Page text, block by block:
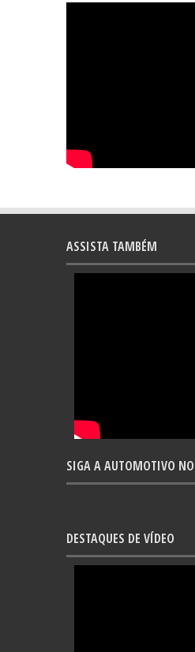
ASSISTA TAMBÉM
SIGA A AUTOMOTIVO NO
DESTAQUES DE VÍDEO